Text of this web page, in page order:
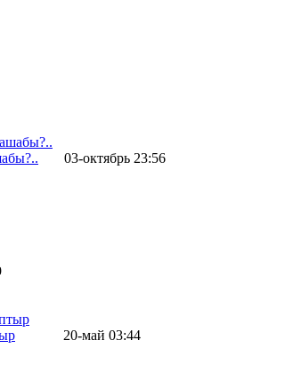
03-октябрь 23:56
20-май 03:44